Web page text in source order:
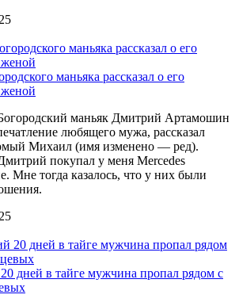
маньяка рассказал о его
маньяк Дмитрий Артамошин
любящего мужа, рассказал
Михаил (имя изменено — ред).
покупал у меня Merсedes
Мне тогда казалось, что у них были
дней в тайге мужчина пропал рядом с